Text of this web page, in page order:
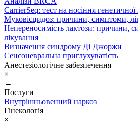
CarrierSeq: тест на носіння генетичної
Муковісцидоз: причини, симптоми,
Непереносимість лактози: причини,
лікування
Визначення синдрому Ді Джоржи
Сенсоневральна приглухуватість
Анестезіологічне забезпечення
×
←
Послуги
Внутрішньовенний наркоз
Гінекологія
×